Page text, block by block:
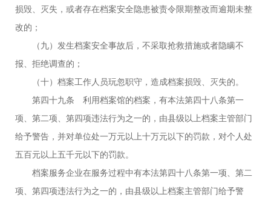
损毁、灭失，或者存在档案安全隐患被责令限期整改而逾期未整
改的；
（九）发生档案安全事故后，不采取抢救措施或者隐瞒不
报、拒绝调查的；
（十）档案工作人员玩忽职守，造成档案损毁、灭失的。
第四十九条 利用档案馆的档案，有本法第四十八条第一
项、第二项、第四项违法行为之一的，由县级以上档案主管部门
给予警告，并对单位处一万元以上十万元以下的罚款，对个人处
五百元以上五千元以下的罚款。
档案服务企业在服务过程中有本法第四十八条第一项、第二
项、第四项违法行为之一的，由县级以上档案主管部门给予警